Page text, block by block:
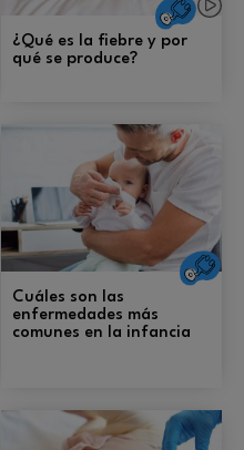
generales y
prevención.
¿Qué es la fiebre y por
qué se produce?
Cuáles son las
enfermedades más
comunes en la infancia